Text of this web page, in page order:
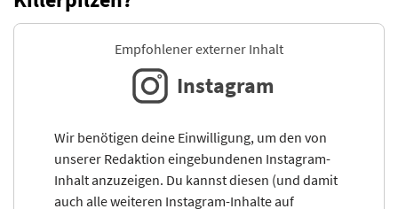
Empfohlener externer Inhalt
Instagram
Wir benötigen deine Einwilligung, um den von
unserer Redaktion eingebundenen Instagram-
Inhalt anzuzeigen. Du kannst diesen (und damit
auch alle weiteren Instagram-Inhalte auf